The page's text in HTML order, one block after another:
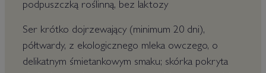
podpuszczką roślinną, bez laktozy
Ser krótko dojrzewający (minimum 20 dni),
półtwardy, z ekologicznego mleka owczego, o
delikatnym śmietankowym smaku; skórka pokryta